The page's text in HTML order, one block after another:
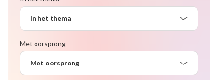
In het thema
Met oorsprong
Met oorsprong